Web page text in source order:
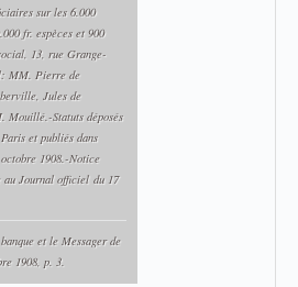
sur les 6.000
fr. espèces et 900
13, rue Grange-
MM. Pierre de
Jules de
Statuts déposés
et publiés dans
1908.-Notice
au Journal officiel du 17
et le Messager de
1908, p. 3.